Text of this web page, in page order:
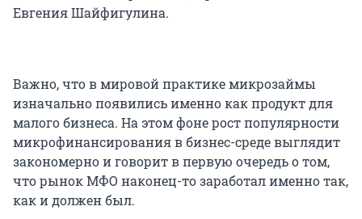
Евгения Шайфигулина.
Важно, что в мировой практике микрозаймы
изначально появились именно как продукт для
малого бизнеса. На этом фоне рост популярности
микрофинансирования в бизнес-среде выглядит
закономерно и говорит в первую очередь о том,
что рынок МФО наконец-то заработал именно так,
как и должен был.